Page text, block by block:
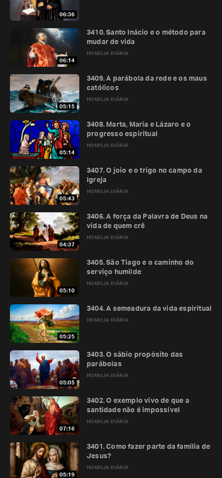
06:36
06:14
HOMILIA DIÁRIA
3410. Santo Inácio e o método para
mudar de vida
05:15
HOMILIA DIÁRIA
3409. A parábola da rede e os maus
católicos
05:14
HOMILIA DIÁRIA
3408. Marta, Maria e Lázaro e o
progresso espiritual
05:43
HOMILIA DIÁRIA
3407. O joio e o trigo no campo da
Igreja
04:37
HOMILIA DIÁRIA
3406. A força da Palavra de Deus na
vida de quem crê
05:10
HOMILIA DIÁRIA
3405. São Tiago e o caminho do
serviço humilde
05:25
HOMILIA DIÁRIA
3404. A semeadura da vida espiritual
05:05
HOMILIA DIÁRIA
3403. O sábio propósito das
parábolas
07:16
HOMILIA DIÁRIA
3402. O exemplo vivo de que a
santidade não é impossível
05:19
HOMILIA DIÁRIA
3401. Como fazer parte da família de
Jesus?